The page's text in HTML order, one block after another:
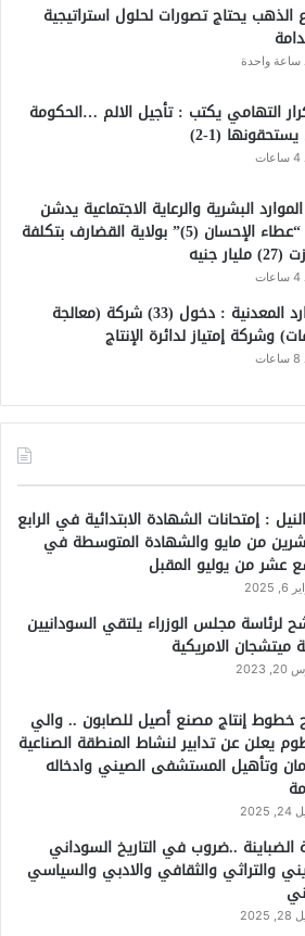
الذهب يحتاج تصورات لحلول استراتيجية
ساعة واحدة
التهامي يكتب : تأجيل الالم …الحكومة
(1-2)
البشرية والرعاية الاجتماعية يدشن
نفرة “عطاء الإحسان (5)” بولاية القضارف بتكلفة
جنيه
الموارد المعدنية : دخول (33) شركة (معالجة
وشركة إمتياز لدائرة الإنتاج
: إمتحانات الشهادة الابتدائية في الرابع
من مايو والشهادة المتوسطة في
عشر من يوليو المقبل
لرئاسة مجلس الوزراء يلتقي السودانيين
ميتشجان الامريكية
2023
خطوط إنتاج مصنع أصيل للصابون .. والي
يعلن عن تدابير لنشاط المنطقة الصناعية
وتأهيل المستشفى الصيني وادخاله
الضباينة ..ضروب في التاريخ السوداني
والتراثي والثقافي والادبي والسياسي